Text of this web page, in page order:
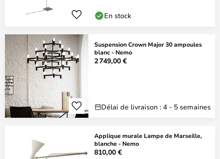
En stock
Suspension Crown Major 30 ampoules
blanc - Nemo
2 749,00 €
Délai de livraison : 4 - 5 semaines
Applique murale Lampe de Marseille,
blanche - Nemo
810,00 €